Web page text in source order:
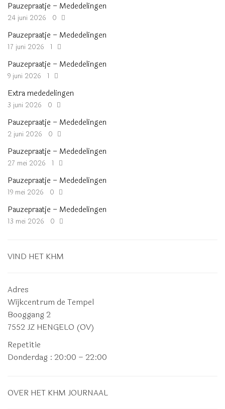
Pauzepraatje – Mededelingen
24 juni 2026 0
Pauzepraatje – Mededelingen
17 juni 2026 1
Pauzepraatje – Mededelingen
9 juni 2026 1
Extra mededelingen
3 juni 2026 0
Pauzepraatje – Mededelingen
2 juni 2026 0
Pauzepraatje – Mededelingen
27 mei 2026 1
Pauzepraatje – Mededelingen
19 mei 2026 0
Pauzepraatje – Mededelingen
13 mei 2026 0
VIND HET KHM
Adres
Wijkcentrum de Tempel
Booggang 2
7552 JZ HENGELO (OV)
Repetitie
Donderdag : 20:00 – 22:00
OVER HET KHM JOURNAAL